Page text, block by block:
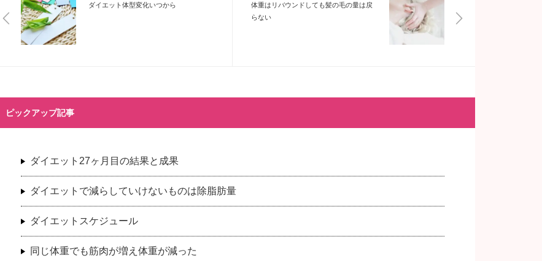
ダイエット体型変化いつから
体重はリバウンドしても髪の毛の量は戻
らない
ピックアップ記事
ダイエット27ヶ月目の結果と成果
ダイエットで減らしていけないものは除脂肪量
ダイエットスケジュール
同じ体重でも筋肉が増え体重が減った